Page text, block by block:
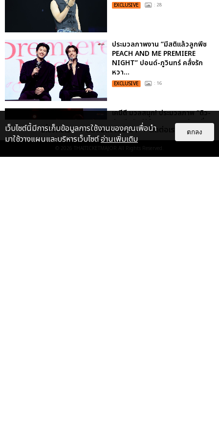
EXCLUSIVE : 28
ประมวลภาพงาน “มีสติแล้วลูกพีช
PEACH AND ME PREMIERE
NIGHT” ปอนด์-ภูวินทร์ คลั่งรัก
หวา...
EXCLUSIVE : 16
เคมีดี มวลสนุก! ประมวลภาพ “ดิว-
ธี” เปิดตัวซีรีส์ “MR.KILL มังงะสั่ง
ตาย” ในงาน “MR.KILL...
EXCLUSIVE
เกี่ยวกับเรา ติดต่อลงโฆษณา ติดต่อเรา
© 2026 THAITICKETMAJOR All Rights Reserved.
เว็บไซต์นี้มีการเก็บข้อมูลการใช้งานของคุณเพื่อนำ
มาใช้วางแผนและบริหารเว็บไซต์อ่านเพิ่มเติม
ตกลง